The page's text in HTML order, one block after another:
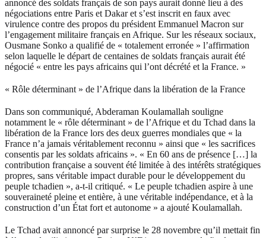
annoncé des soldats français de son pays aurait donné lieu à des
négociations entre Paris et Dakar et s’est inscrit en faux avec
virulence contre des propos du président Emmanuel Macron sur
l’engagement militaire français en Afrique. Sur les réseaux sociaux,
Ousmane Sonko a qualifié de « totalement erronée » l’affirmation
selon laquelle le départ de centaines de soldats français aurait été
négocié « entre les pays africains qui l’ont décrété et la France. »
« Rôle déterminant » de l’Afrique dans la libération de la France
Dans son communiqué, Abderaman Koulamallah souligne
notamment le « rôle déterminant » de l’Afrique et du Tchad dans la
libération de la France lors des deux guerres mondiales que « la
France n’a jamais véritablement reconnu » ainsi que « les sacrifices
consentis par les soldats africains ». « En 60 ans de présence […] la
contribution française a souvent été limitée à des intérêts stratégiques
propres, sans véritable impact durable pour le développement du
peuple tchadien », a-t-il critiqué. « Le peuple tchadien aspire à une
souveraineté pleine et entière, à une véritable indépendance, et à la
construction d’un État fort et autonome » a ajouté Koulamallah.
Le Tchad avait annoncé par surprise le 28 novembre qu’il mettait fin